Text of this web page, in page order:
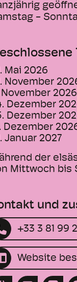
-
Mai 2026
November
November 2026
Dezember
Dezember
Dezember
Januar 2027
der
Mittwoch bis
und
+33 3 81 99
Website